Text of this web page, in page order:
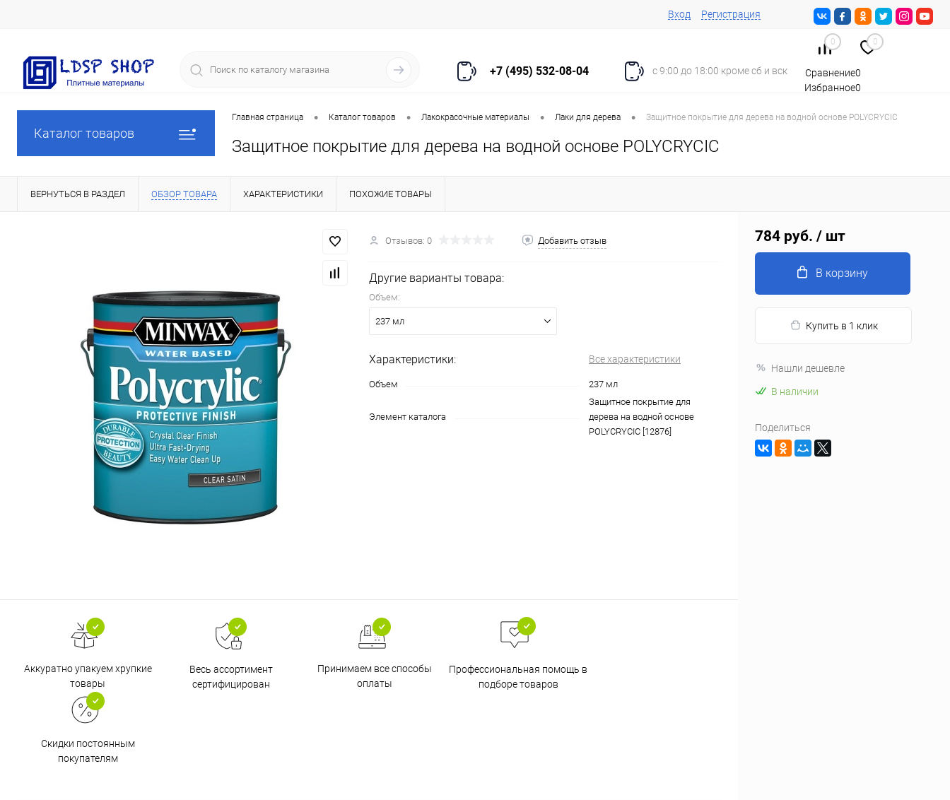
Вход Регистрация
+7 (495) 532-08-04 с 9:00 до 18:00 кроме сб и вск
0 0
Сравнение0
Избранное0
Каталог товаров
Главная страница • Каталог товаров • Лакокрасочные материалы • Лаки для дерева • Защитное покрытие для дерева на водной основе POLYCRYCIC
Защитное покрытие для дерева на водной основе POLYCRYCIC
ВЕРНУТЬСЯ В РАЗДЕЛ ОБЗОР ТОВАРА ХАРАКТЕРИСТИКИ ПОХОЖИЕ ТОВАРЫ
Отзывов: 0 Добавить отзыв
Другие варианты товара:
Объем:
237 мл
Характеристики: Все характеристики
Объем 237 мл
Элемент каталога
Защитное покрытие для
дерева на водной основе
POLYCRYCIC [12876]
Аккуратно упакуем хрупкие
товары
Весь ассортимент
сертифицирован
Принимаем все способы
оплаты
Профессиональная помощь в
подборе товаров
Скидки постоянным
покупателям
784 руб. / шт
В корзину
Купить в 1 клик
Нашли дешевле
В наличии
Поделиться